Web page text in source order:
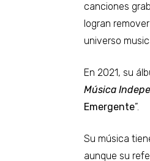
canciones
logran
universo
En 2021, su
Música
Emergente”.
Su música
aunque su